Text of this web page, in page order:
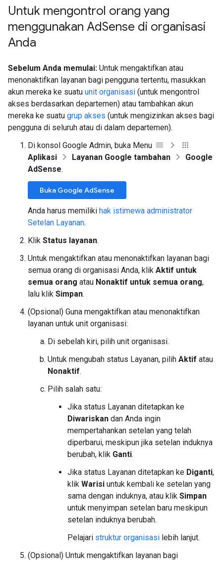
Untuk mengontrol orang yang
menggunakan AdSense di organisasi
Anda
Sebelum Anda memulai: Untuk mengaktifkan atau
menonaktifkan layanan bagi pengguna tertentu, masukkan
akun mereka ke suatu unit organisasi (untuk mengontrol
akses berdasarkan departemen) atau tambahkan akun
mereka ke suatu grup akses (untuk mengizinkan akses bagi
pengguna di seluruh atau di dalam departemen).
Di konsol Google Admin, buka Menu
Aplikasi
Layanan Google tambahan
Google
AdSense.
Buka Google AdSense
Anda harus memiliki hak istimewa administrator
Setelan Layanan.
Klik Status layanan.
Untuk mengaktifkan atau menonaktifkan layanan bagi
semua orang di organisasi Anda, klik Aktif untuk
semua orang atau Nonaktif untuk semua orang,
lalu klik Simpan.
(Opsional) Guna mengaktifkan atau menonaktifkan
layanan untuk unit organisasi:
Di sebelah kiri, pilih unit organisasi.
Untuk mengubah status Layanan, pilih Aktif atau
Nonaktif.
Pilih salah satu:
Jika status Layanan ditetapkan ke
Diwariskan dan Anda ingin
mempertahankan setelan yang telah
diperbarui, meskipun jika setelan induknya
berubah, klik Ganti.
Jika status Layanan ditetapkan ke Diganti,
klik Warisi untuk kembali ke setelan yang
sama dengan induknya, atau klik Simpan
untuk menyimpan setelan baru meskipun
setelan induknya berubah.
Pelajari struktur organisasi lebih lanjut.
(Opsional) Untuk mengaktifkan layanan bagi